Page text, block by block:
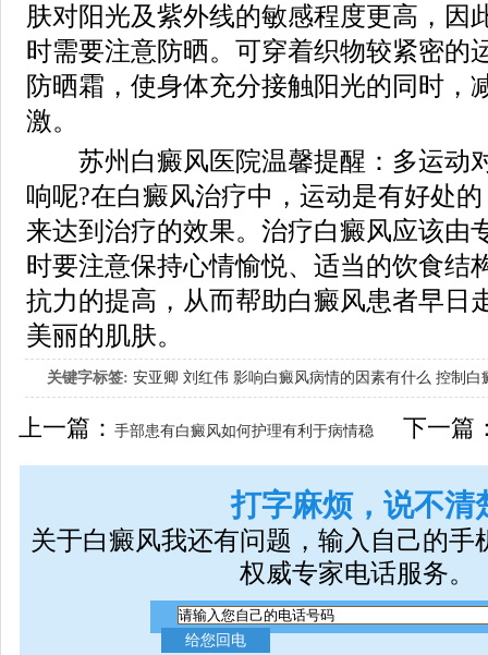
肤对阳光及紫外线的敏感程度更高，因
时需要注意防晒。可穿着织物较紧密的
防晒霜，使身体充分接触阳光的同时，
激。
苏州白癜风医院温馨提醒：多运动
响呢?在白癜风治疗中，运动是有好处
来达到治疗的效果。治疗白癜风应该由
时要注意保持心情愉悦、适当的饮食结
抗力的提高，从而帮助白癜风患者早日
美丽的肌肤。
关键字标签: 安亚卿 刘红伟 影响白癜风病情的因素有什么 控制白
女生应该如何治疗呢
上一篇：手部患有白癜风如何护理有利于病情稳
定呢?
下一篇
打字麻烦，说不清
关于白癜风我还有问题，输入自己的手
权威专家电话服务。